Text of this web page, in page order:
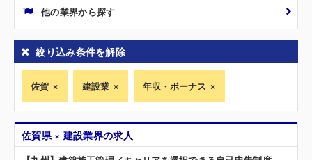
他の業界から探す
絞り込み条件を解除
佐賀 建設業 年収・ボーナス
佐賀県 × 建設業界の求人